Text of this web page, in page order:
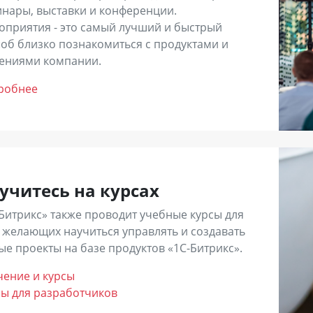
компании для лучшей интеграции и
и отказоустойчивое решение
свои потребности и выбирайте лицензию с
выбрать партнера самостоятельно из
на нашем сайте и выбрать из тех, кто
выставки и конференции.
- это самый лучший и быстрый
близко познакомиться с продуктами и
компании.
на курсах
также проводит учебные курсы для
желающих научиться управлять и создавать
проекты на базе продуктов «1С-Битрикс».
и курсы
для разработчиков